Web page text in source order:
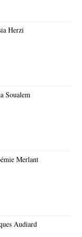
Herzi
Soualem
Merlant
Audiard